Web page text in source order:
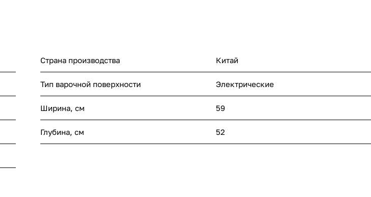
Страна производства Китай
Тип варочной поверхности Электрические
Ширина, см 59
Глубина, см 52